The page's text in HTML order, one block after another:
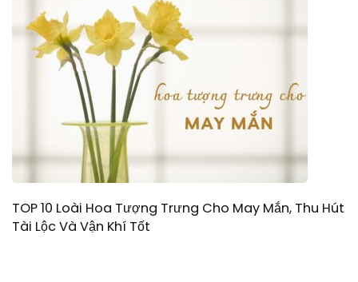
TOP 10 Loài Hoa Tượng Trưng Cho May Mắn, Thu Hút
Tài Lộc Và Vận Khí Tốt